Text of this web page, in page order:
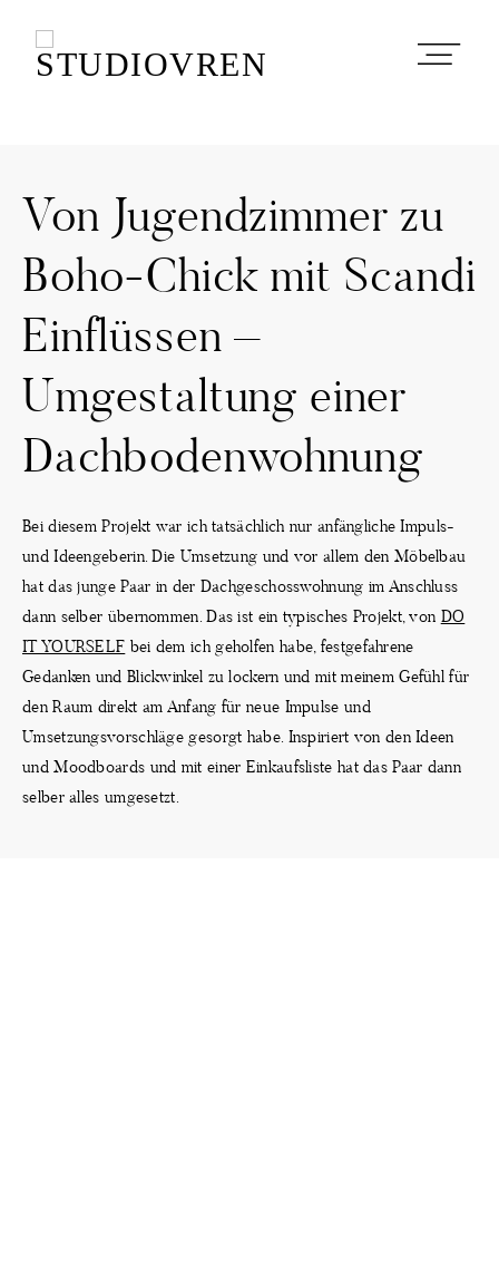
Von Jugendzimmer zu
Boho-Chick mit Scandi
Einflüssen –
Umgestaltung einer
Dachbodenwohnung
Bei diesem Projekt war ich tatsächlich nur anfängliche Impuls-
und Ideengeberin. Die Umsetzung und vor allem den Möbelbau
hat das junge Paar in der Dachgeschosswohnung im Anschluss
dann selber übernommen. Das ist ein typisches Projekt, von DO
IT YOURSELF bei dem ich geholfen habe, festgefahrene
Gedanken und Blickwinkel zu lockern und mit meinem Gefühl für
den Raum direkt am Anfang für neue Impulse und
Umsetzungsvorschläge gesorgt habe. Inspiriert von den Ideen
und Moodboards und mit einer Einkaufsliste hat das Paar dann
selber alles umgesetzt.
STARTSEITE
INTERIOR
BERATUNG
ÜBER MICH
PROJEKTE
KONTAKT